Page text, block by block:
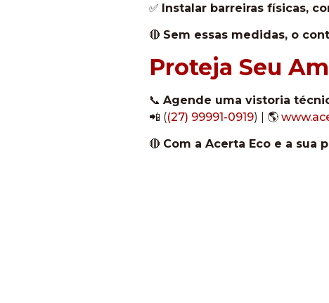
✅ Instalar barreiras físicas,
🔴 Sem essas medidas, o
Proteja Seu
📞 Agende uma vistoria
📲 ((27) 99991-0919) | 🌎
🔴 Com a Acerta Eco e a sua